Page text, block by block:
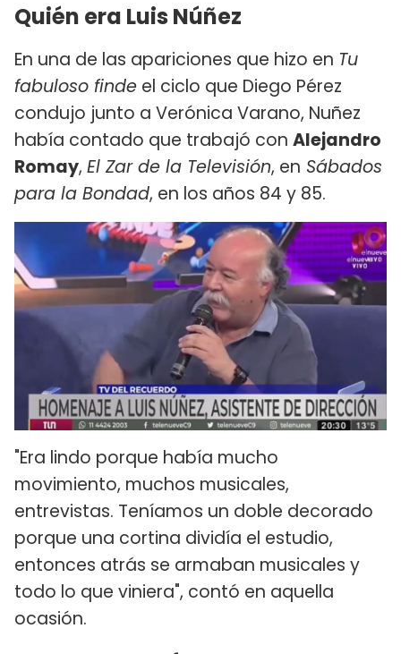
Quién era Luis Núñez
En una de las apariciones que hizo en Tu
fabuloso finde el ciclo que Diego Pérez
condujo junto a Verónica Varano, Nuñez
había contado que trabajó con Alejandro
Romay, El Zar de la Televisión, en Sábados
para la Bondad, en los años 84 y 85.
"Era lindo porque había mucho
movimiento, muchos musicales,
entrevistas. Teníamos un doble decorado
porque una cortina dividía el estudio,
entonces atrás se armaban musicales y
todo lo que viniera", contó en aquella
ocasión.